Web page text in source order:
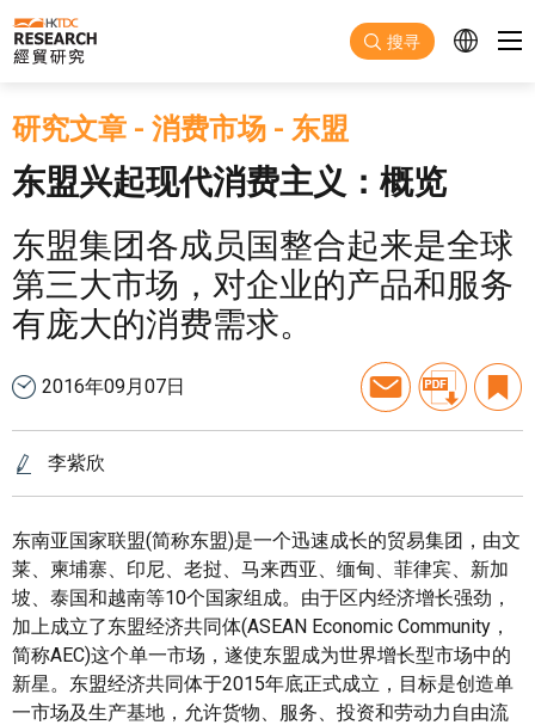
跳至主要内容
搜寻
研究文章 - 消费市场 - 东盟
东盟兴起现代消费主义：概览
东盟集团各成员国整合起来是全球
第三大市场，对企业的产品和服务
有庞大的消费需求。
2016年09月07日
李紫欣
东南亚国家联盟(简称东盟)是一个迅速成长的贸易集团，由文
莱、柬埔寨、印尼、老挝、马来西亚、缅甸、菲律宾、新加
坡、泰国和越南等10个国家组成。由于区内经济增长强劲，
加上成立了东盟经济共同体(ASEAN Economic Community，
简称AEC)这个单一市场，遂使东盟成为世界增长型市场中的
新星。东盟经济共同体于2015年底正式成立，目标是创造单
一市场及生产基地，允许货物、服务、投资和劳动力自由流